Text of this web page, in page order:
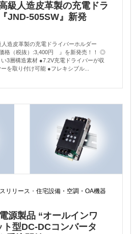
級人造皮革製の充電ドラ
JND-505SW』新発
造皮革製の充電ドライバーホルダー
格（税抜）:3,400円 』を新発売！！ ◎
3層構造素材 ●7.2V充電ドライバーが収
を取り付け可能 ●フレキシブル...
リリース ・住宅設備・空調・OA機器
源製品 “オールインワ
ト型DC-DCコンバータ